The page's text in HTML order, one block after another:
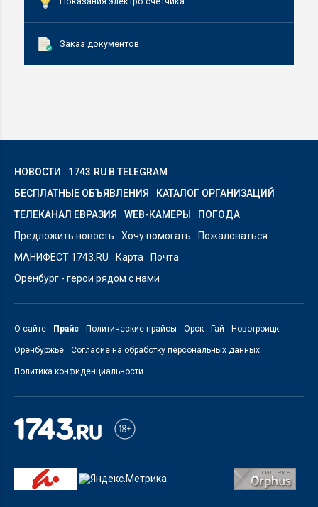
Заказ документов
НОВОСТИ
1743.RU В TELEGRAM
БЕСПЛАТНЫЕ ОБЪЯВЛЕНИЯ
КАТАЛОГ ОРГАНИЗАЦИЙ
ТЕЛЕКАНАЛ ЕВРАЗИЯ
WEB-КАМЕРЫ
ПОГОДА
Предложить новость
Хочу помогать
Пожаловаться
МАНИФЕСТ 1743.RU
Карта
Почта
Оренбург - герои рядом с нами
О сайте Прайс Политические прайсы Орск Гай Новотроицк
Оренбуржье Согласие на обработку персональных данных
Политика конфиденциальности